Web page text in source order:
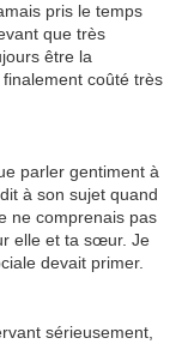
pris le temps
que très
être la
coûté très
parler gentiment à
à son sujet quand
ne comprenais pas
elle et ta sœur. Je
devait primer.
sérieusement,